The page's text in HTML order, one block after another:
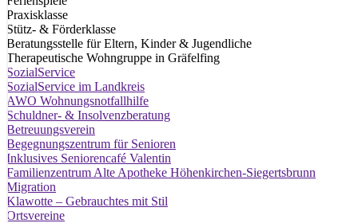
Praxisklasse
Stütz- & Förderklasse
Beratungsstelle für Eltern, Kinder & Jugendliche
Therapeutische Wohngruppe in Gräfelfing
SozialService
SozialService im Landkreis
AWO Wohnungsnotfallhilfe
Schuldner- & Insolvenzberatung
Betreuungsverein
Begegnungszentrum für Senioren
Inklusives Seniorencafé Valentin
Familienzentrum Alte Apotheke Höhenkirchen-Siegertsbrunn
Migration
Klawotte – Gebrauchtes mit Stil
Ortsvereine